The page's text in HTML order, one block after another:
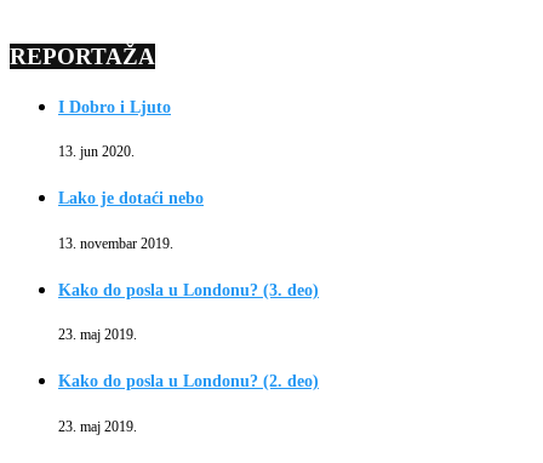
REPORTAŽA
I Dobro i Ljuto
13. jun 2020.
Lako je dotaći nebo
13. novembar 2019.
Kako do posla u Londonu? (3. deo)
23. maj 2019.
Kako do posla u Londonu? (2. deo)
23. maj 2019.